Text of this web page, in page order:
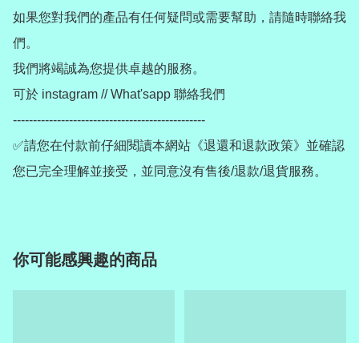
如果您對我們的產品有任何疑問或需要幫助，請隨時聯絡我
們。
我們將竭誠為您提供卓越的服務。
可於 instagram // What'sapp 聯絡我們
------------------------------------------------
✅請您在付款前仔細閱讀本網站《退還和退款政策》並確認
您已完全理解並接受，並同意沒有售後/退款/退貨服務。
你可能感興趣的商品